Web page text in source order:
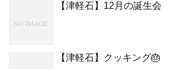
【津軽石】12月の誕生会
【津軽石】クッキング🎂